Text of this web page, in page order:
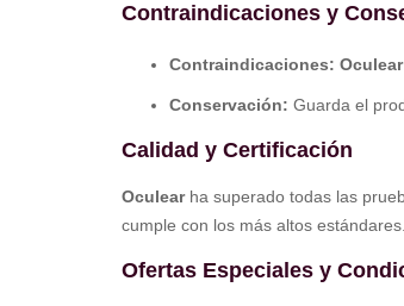
Contraindicaciones y
Contraindicaciones: Oculear
Conservación: Guarda el
Calidad y Certificación
Oculearha superado todas las
cumple con los más altos estándares.
Ofertas Especiales y